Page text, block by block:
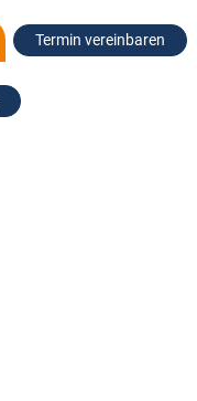
Termin vereinbaren